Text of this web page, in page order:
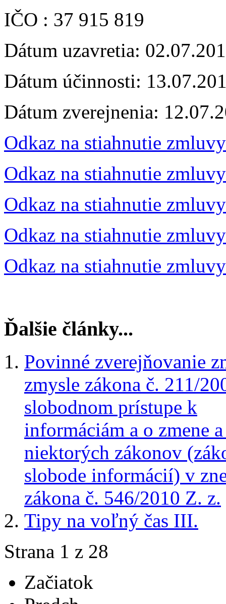
IČO : 37 915 819
Dátum uzavretia:
Dátum účinnosti:
Dátum zverejnenia:
Odkaz na stiahnutie
Odkaz na stiahnutie
Odkaz na stiahnutie
Odkaz na stiahnutie
Odkaz na stiahnutie
Ďalšie články...
Povinné zverejňovanie
zmysle zákona č. 211/
slobodnom prístupe k
informáciám a o zmene
niektorých zákonov
slobode informácií) v
zákona č. 546/2010 Z. z.
Tipy na voľný čas III.
Strana 1 z 28
Začiatok